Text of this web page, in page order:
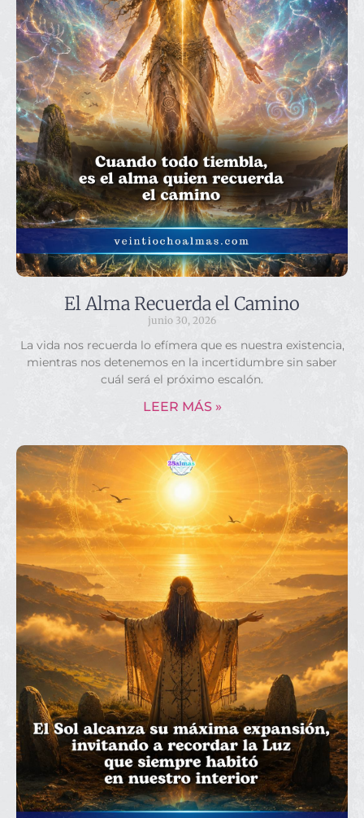
El Alma Recuerda el Camino
junio 30, 2026
La vida nos recuerda lo efímera que es nuestra existencia,
mientras nos detenemos en la incertidumbre sin saber
cuál será el próximo escalón.
LEER MÁS »